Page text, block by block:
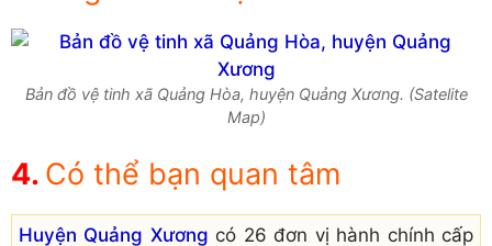
Bản đồ vệ tinh xã Quảng Hòa, huyện Quảng Xương. (Satelite
Map)
Có thể bạn quan tâm
Huyện Quảng Xương có 26 đơn vị hành chính cấp